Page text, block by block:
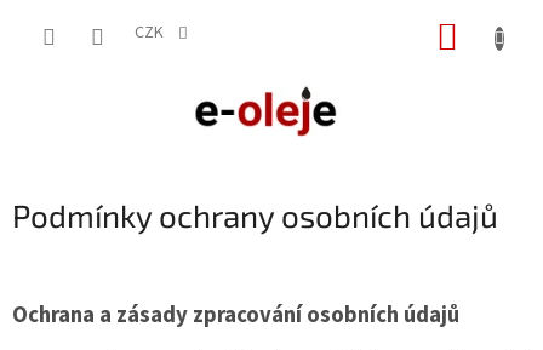
CZK
Podmínky ochrany osobních údajů
Ochrana a zásady zpracování osobních údajů